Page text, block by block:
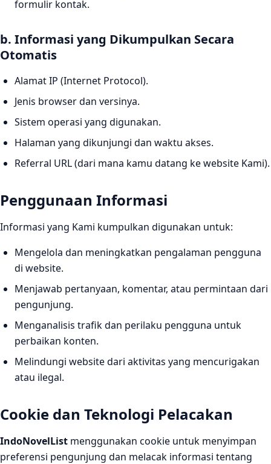
formulir kontak.
b. Informasi yang Dikumpulkan Secara
Otomatis
Alamat IP (Internet Protocol).
Jenis browser dan versinya.
Sistem operasi yang digunakan.
Halaman yang dikunjungi dan waktu akses.
Referral URL (dari mana kamu datang ke website Kami).
Penggunaan Informasi
Informasi yang Kami kumpulkan digunakan untuk:
Mengelola dan meningkatkan pengalaman pengguna
di website.
Menjawab pertanyaan, komentar, atau permintaan dari
pengunjung.
Menganalisis trafik dan perilaku pengguna untuk
perbaikan konten.
Melindungi website dari aktivitas yang mencurigakan
atau ilegal.
Cookie dan Teknologi Pelacakan
IndoNovelList menggunakan cookie untuk menyimpan
preferensi pengunjung dan melacak informasi tentang